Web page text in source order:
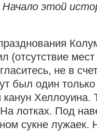
Начало этой
(отсутствие мест
не в
был один
канун Хеллоуина.
лотках. Под
сукне лужаек.